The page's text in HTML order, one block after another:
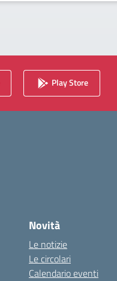
Play Store
Novità
Le notizie
Le circolari
Calendario eventi